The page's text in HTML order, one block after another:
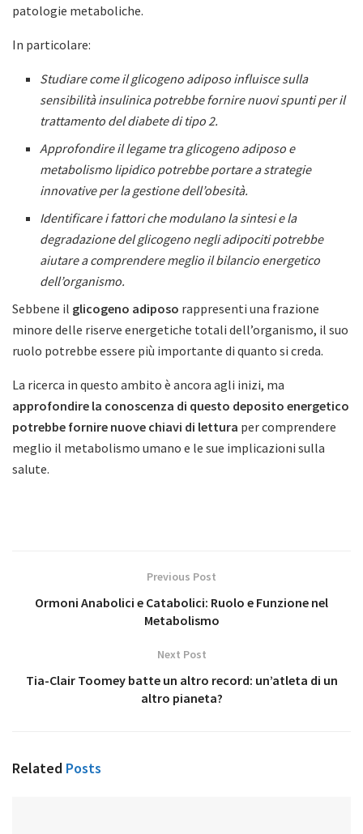
patologie metaboliche.
In particolare:
Studiare come il glicogeno adiposo influisce sulla
sensibilità insulinica potrebbe fornire nuovi spunti per il
trattamento del diabete di tipo 2.
Approfondire il legame tra glicogeno adiposo e
metabolismo lipidico potrebbe portare a strategie
innovative per la gestione dell’obesità.
Identificare i fattori che modulano la sintesi e la
degradazione del glicogeno negli adipociti potrebbe
aiutare a comprendere meglio il bilancio energetico
dell’organismo.
Sebbene il glicogeno adiposo rappresenti una frazione
minore delle riserve energetiche totali dell’organismo, il suo
ruolo potrebbe essere più importante di quanto si creda.
La ricerca in questo ambito è ancora agli inizi, ma
approfondire la conoscenza di questo deposito energetico
potrebbe fornire nuove chiavi di lettura per comprendere
meglio il metabolismo umano e le sue implicazioni sulla
salute.
Previous Post
Ormoni Anabolici e Catabolici: Ruolo e Funzione nel
Metabolismo
Next Post
Tia-Clair Toomey batte un altro record: un’atleta di un
altro pianeta?
Related Posts